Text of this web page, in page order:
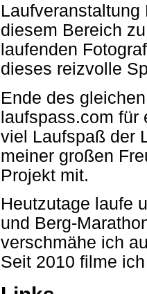
diesem Bereich
laufenden
dieses reizvolle
Ende des
laufspass.com für
viel Laufspaß der
meiner großen
Projekt mit.
Heutzutage laufe
und Berg-
verschmähe ich
Seit 2010 filme